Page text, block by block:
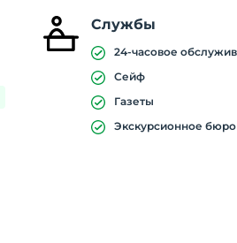
Службы
24-часовое
Сейф
Газеты
Экскурсионное бюро